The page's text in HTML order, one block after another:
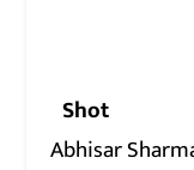
Shot
Abhisar